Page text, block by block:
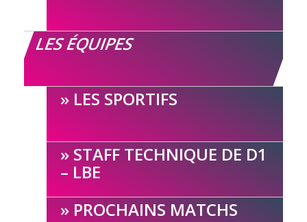
LES ÉQUIPES
LES SPORTIFS
STAFF TECHNIQUE DE D1
– LBE
PROCHAINS MATCHS